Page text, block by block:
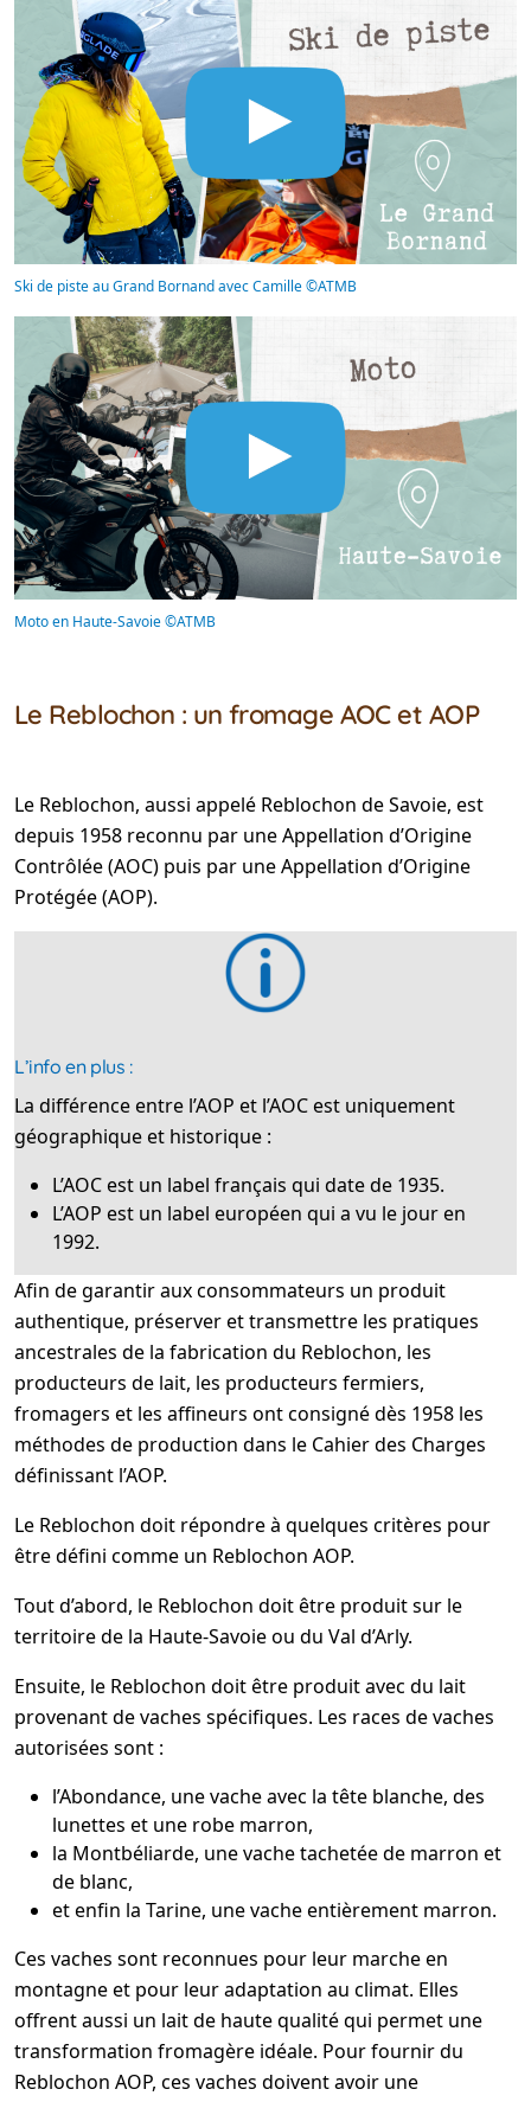
Ski de piste au Grand Bornand avec Camille ©ATMB
Moto en Haute-Savoie ©ATMB
Le Reblochon : un fromage AOC et AOP
Le Reblochon, aussi appelé Reblochon de Savoie, est
depuis 1958 reconnu par une Appellation d’Origine
Contrôlée (AOC) puis par une Appellation d’Origine
Protégée (AOP).
L’info en plus :
La différence entre l’AOP et l’AOC est uniquement
géographique et historique :
L’AOC est un label français qui date de 1935.
L’AOP est un label européen qui a vu le jour en
1992.
Afin de garantir aux consommateurs un produit
authentique, préserver et transmettre les pratiques
ancestrales de la fabrication du Reblochon, les
producteurs de lait, les producteurs fermiers,
fromagers et les affineurs ont consigné dès 1958 les
méthodes de production dans le Cahier des Charges
définissant l’AOP.
Le Reblochon doit répondre à quelques critères pour
être défini comme un Reblochon AOP.
Tout d’abord, le Reblochon doit être produit sur le
territoire de la Haute-Savoie ou du Val d’Arly.
Ensuite, le Reblochon doit être produit avec du lait
provenant de vaches spécifiques. Les races de vaches
autorisées sont :
l’Abondance, une vache avec la tête blanche, des
lunettes et une robe marron,
la Montbéliarde, une vache tachetée de marron et
de blanc,
et enfin la Tarine, une vache entièrement marron.
Ces vaches sont reconnues pour leur marche en
montagne et pour leur adaptation au climat. Elles
offrent aussi un lait de haute qualité qui permet une
transformation fromagère idéale. Pour fournir du
Reblochon AOP, ces vaches doivent avoir une